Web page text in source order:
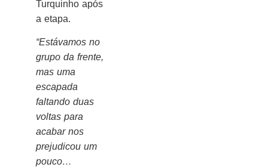
Turquinho após
a etapa.
“Estávamos no
grupo da frente,
mas uma
escapada
faltando duas
voltas para
acabar nos
prejudicou um
pouco…